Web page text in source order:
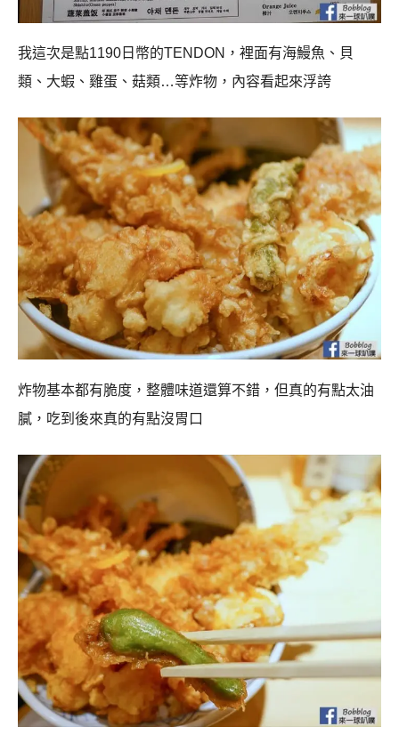
我這次是點1190日幣的TENDON，裡面有海鰻魚、貝
類、大蝦、雞蛋、菇類…等炸物，內容看起來浮誇
炸物基本都有脆度，整體味道還算不錯，但真的有點太油
膩，吃到後來真的有點沒胃口